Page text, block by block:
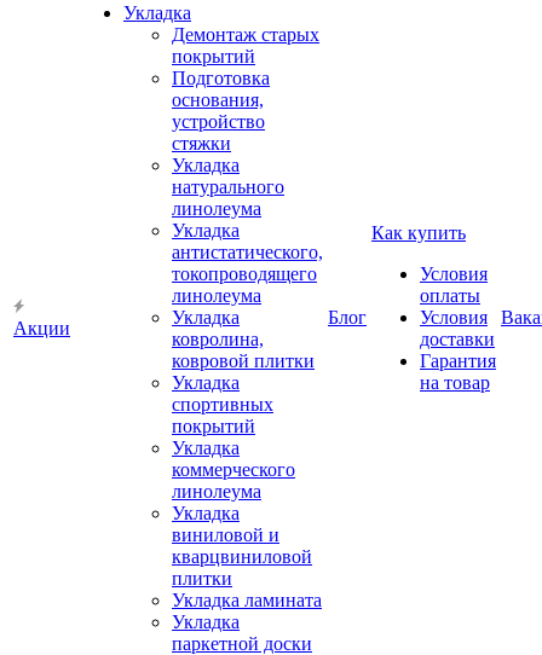
Акции
Укладка
Демонтаж старых
покрытий
Подготовка
основания,
устройство
стяжки
Укладка
натурального
линолеума
Укладка
антистатического,
токопроводящего
линолеума
Укладка
ковролина,
ковровой плитки
Укладка
спортивных
покрытий
Укладка
коммерческого
линолеума
Укладка
виниловой и
кварцвиниловой
плитки
Укладка ламината
Укладка
паркетной доски
Блог
Как купить
Условия
оплаты
Условия
доставки
Гарантия
на товар